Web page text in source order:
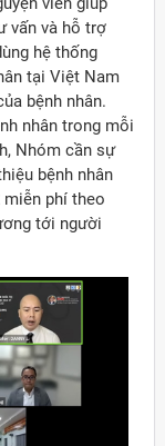
vấn và hỗ trợ
hệ thống
tại Việt Nam
bệnh nhân.
nhân trong mỗi
Nhóm cần sự
bệnh nhân
miễn phí theo
tới người